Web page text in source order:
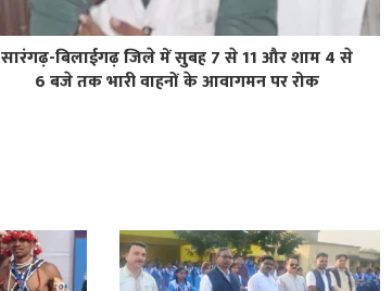
सारंगढ़-बिलाईगढ़ जिले में सुबह 7 से 11 और शाम 4 से
6 बजे तक भारी वाहनों के आवागमन पर रोक